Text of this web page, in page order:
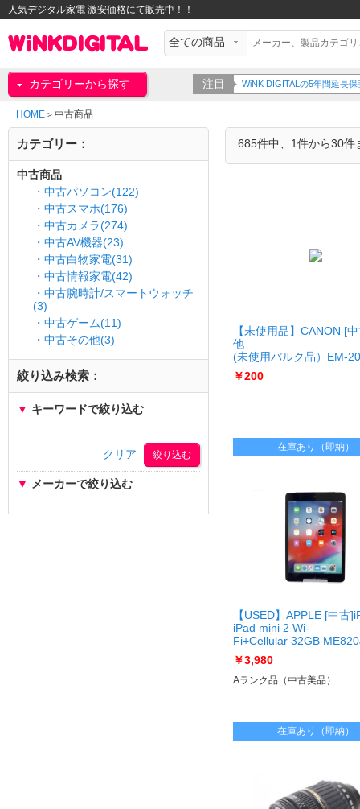
人気デジタル家電 激安価格にて販売中！！
カテゴリーから探す 注目 WiNK DIGITALの5年間延長
HOME > 中古商品
685件中、1件から30件
【未使用品】CANON [
他
(未使用バルク品）EM-
￥200
在庫あり（即納）
【USED】APPLE [中古
iPad mini 2 Wi-
Fi+Cellular 32GB
フリー [スペースグレイ]
[USED]u060550 iPad
Fi＋Cellular 32GB
￥3,980
Aランク品（中古美品）
在庫あり（即納）
カテゴリー：
中古商品
・中古パソコン(122)
・中古スマホ(176)
・中古カメラ(274)
・中古AV機器(23)
・中古白物家電(31)
・中古情報家電(42)
・中古腕時計/スマートウォッチ
(3)
・中古ゲーム(11)
・中古その他(3)
絞り込み検索：
▼ キーワードで絞り込む
クリア
▼ メーカーで絞り込む